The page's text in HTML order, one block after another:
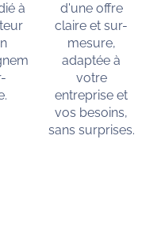
à
d'une offre
claire et sur-
mesure,
adaptée à
votre
entreprise et
vos besoins,
sans surprises.